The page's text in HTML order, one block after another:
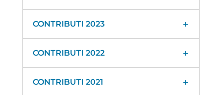
CONTRIBUTI 2023
CONTRIBUTI 2022
CONTRIBUTI 2021